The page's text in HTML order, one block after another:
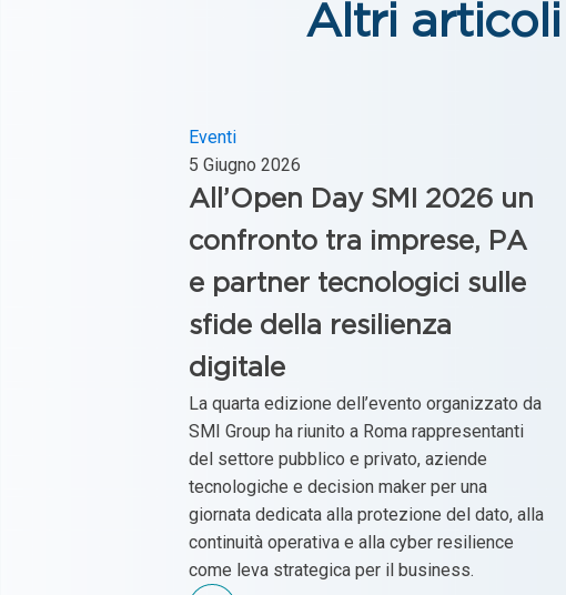
Altri articoli
Eventi
5 Giugno 2026
All’Open Day SMI 2026 un
confronto tra imprese, PA
e partner tecnologici sulle
sfide della resilienza
digitale
La quarta edizione dell’evento organizzato da
SMI Group ha riunito a Roma rappresentanti
del settore pubblico e privato, aziende
tecnologiche e decision maker per una
giornata dedicata alla protezione del dato, alla
continuità operativa e alla cyber resilience
come leva strategica per il business.